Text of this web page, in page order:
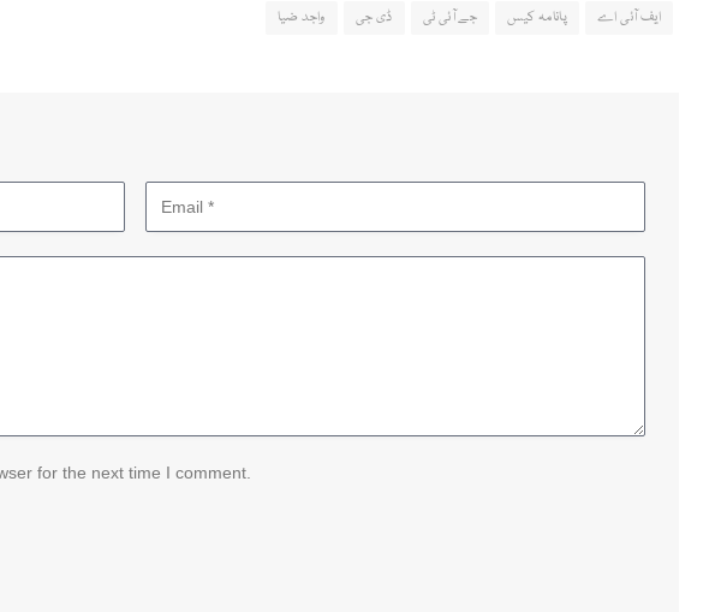
ایف آئی اے پانامہ کیس جے آئی ٹی ڈی جی واجد ضیا
for the next time I comment.